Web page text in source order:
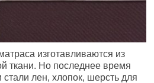
изготавливаются из
ткани. Но последнее время
лен, хлопок, шерсть для